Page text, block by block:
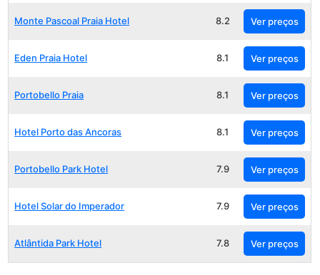
Monte Pascoal Praia Hotel 8.2 Ver preços
Eden Praia Hotel 8.1 Ver preços
Portobello Praia 8.1 Ver preços
Hotel Porto das Ancoras 8.1 Ver preços
Portobello Park Hotel 7.9 Ver preços
Hotel Solar do Imperador 7.9 Ver preços
Atlântida Park Hotel 7.8 Ver preços